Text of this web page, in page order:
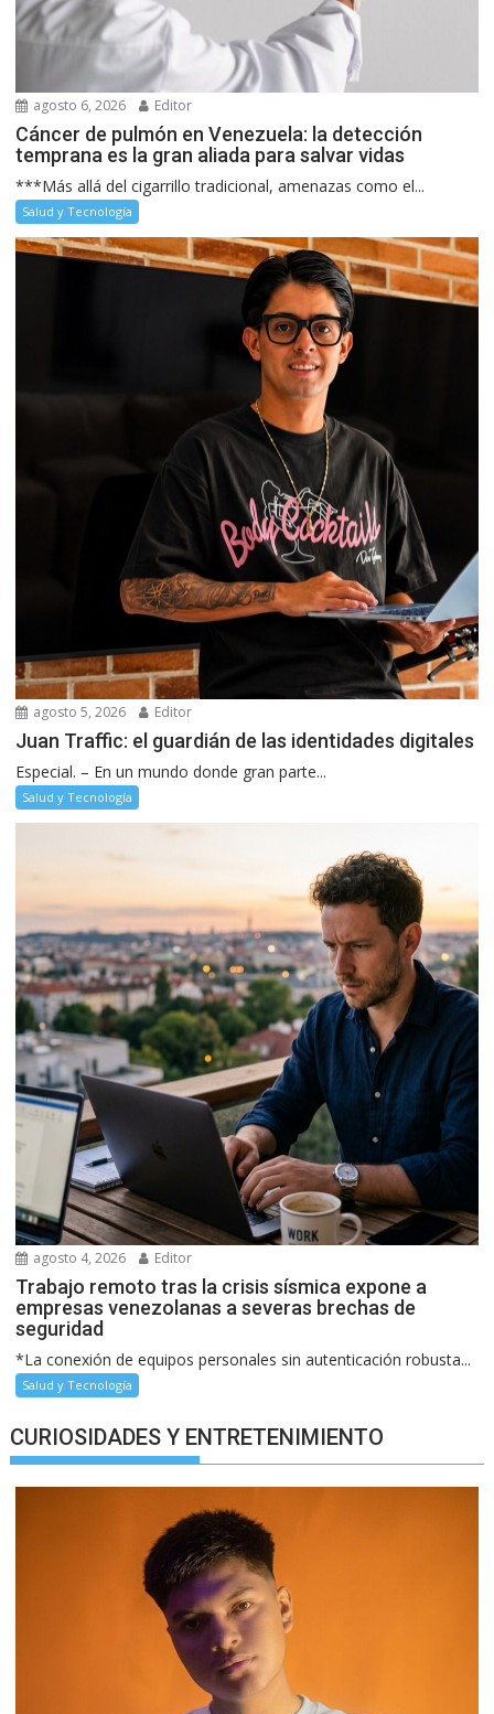
agosto 6, 2026 Editor
Cáncer de pulmón en Venezuela: la detección
temprana es la gran aliada para salvar vidas
***Más allá del cigarrillo tradicional, amenazas como el...
Salud y Tecnología
agosto 5, 2026 Editor
Juan Traffic: el guardián de las identidades digitales
Especial. – En un mundo donde gran parte...
Salud y Tecnología
agosto 4, 2026 Editor
Trabajo remoto tras la crisis sísmica expone a
empresas venezolanas a severas brechas de
seguridad
*La conexión de equipos personales sin autenticación robusta...
Salud y Tecnología
CURIOSIDADES Y ENTRETENIMIENTO